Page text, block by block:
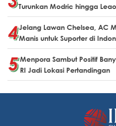
Turunkan Modric hingga Leao
Jelang Lawan Chelsea, AC
Manis untuk Suporter di
Menpora Sambut Positif
RI Jadi Lokasi Pertandingan